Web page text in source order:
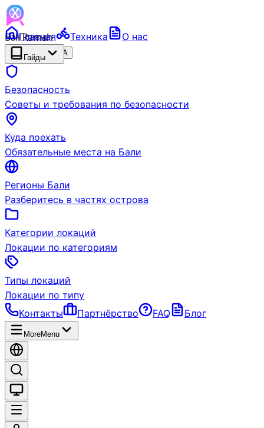
Bali Ramah
RENTAL БЕТА
Главная Техника О нас
Гайды
Безопасность
Советы и требования по безопасности
Куда поехать
Обязательные места на Бали
Регионы Бали
Разберитесь в частях острова
Категории локаций
Локации по категориям
Типы локаций
Локации по типу
Контакты
Партнёрство FAQ Блог
MoreMenu